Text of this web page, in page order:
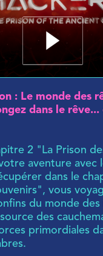
: Le monde des
dans le
2 "La Prison
aventure avec
dans le
, vous
du monde
des
primordiales